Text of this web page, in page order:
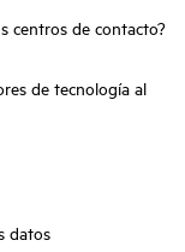
centros de contacto?
de tecnología al
datos